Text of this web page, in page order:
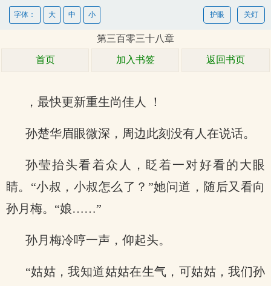
关灯
护眼
字体： 大 中 小
第三百零三十八章
首页 加入书签 返回书页
，最快更新重生尚佳人 ！
孙楚华眉眼微深，周边此刻没有人在说话。
孙莹抬头看着众人，眨着一对好看的大眼
睛。“小叔，小叔怎么了？”她问道，随后又看向
孙月梅。“娘……”
孙月梅冷哼一声，仰起头。
“姑姑，我知道姑姑在生气，可姑姑，我们孙